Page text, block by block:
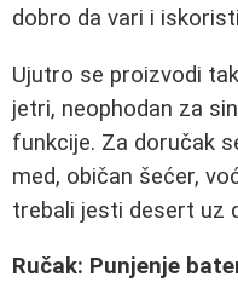
dobro da vari i
Ujutro se proizvodi
jetri, neophodan za
funkcije. Za doručak
med, običan šećer,
trebali jesti desert uz
Ručak: Punjenje